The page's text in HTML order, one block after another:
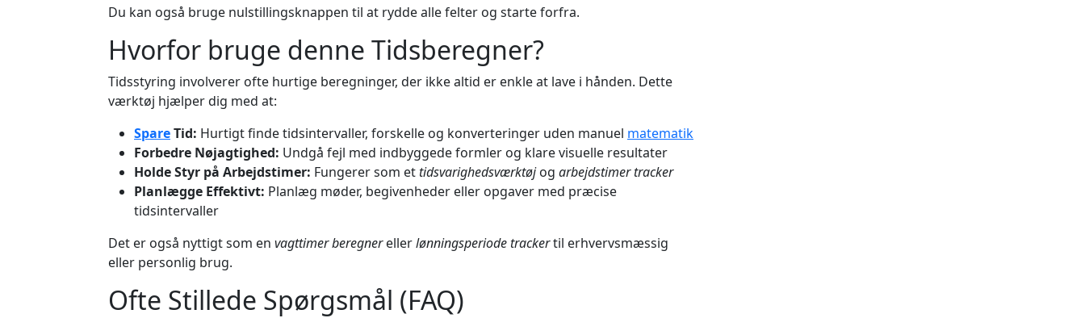
Du kan også bruge nulstillingsknappen til at rydde alle felter og starte forfra.
Hvorfor bruge denne Tidsberegner?
Tidsstyring involverer ofte hurtige beregninger, der ikke altid er enkle at lave i hånden. Dette
værktøj hjælper dig med at:
SpareTid: Hurtigt finde tidsintervaller, forskelle og konverteringer uden manuel matematik
Forbedre Nøjagtighed: Undgå fejl med indbyggede formler og klare visuelle resultater
Holde Styr på Arbejdstimer: Fungerer som ettidsvarighedsværktøjog arbejdstimer tracker
Planlægge Effektivt: Planlæg møder, begivenheder eller opgaver med præcise
tidsintervaller
Det er også nyttigt som en vagttimer beregnerellerlønningsperiode trackertil erhvervsmæssig
eller personlig brug.
Ofte Stillede Spørgsmål (FAQ)